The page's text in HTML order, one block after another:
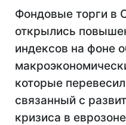
Фондовые торги в
открылись
индексов на фоне
которые
связанный с
кризиса в